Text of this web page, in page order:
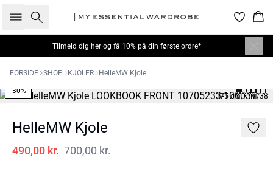
Søg
Tilmeld dig her og få 10% på din første ordre*
FORSIDE SHOP KJOLER HelleMW Kjole
175 cm • M/38
-30%
HelleMW Kjole
490,00 kr. 700,00 kr.